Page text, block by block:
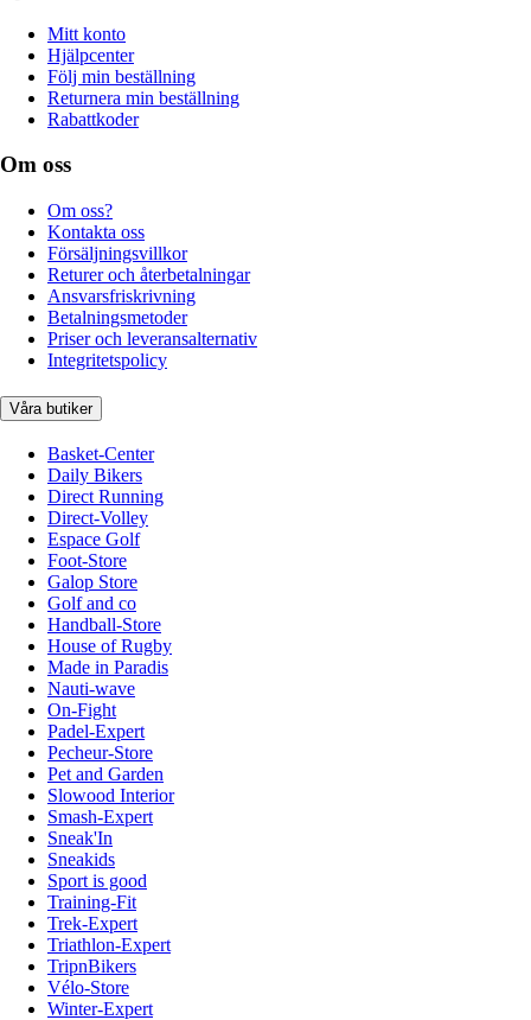
Mitt konto
Hjälpcenter
Följ min beställning
Returnera min beställning
Rabattkoder
Om oss
Om oss?
Kontakta oss
Försäljningsvillkor
Returer och återbetalningar
Ansvarsfriskrivning
Betalningsmetoder
Priser och leveransalternativ
Integritetspolicy
Våra butiker
Basket-Center
Daily Bikers
Direct Running
Direct-Volley
Espace Golf
Foot-Store
Galop Store
Golf and co
Handball-Store
House of Rugby
Made in Paradis
Nauti-wave
On-Fight
Padel-Expert
Pecheur-Store
Pet and Garden
Slowood Interior
Smash-Expert
Sneak'In
Sneakids
Sport is good
Training-Fit
Trek-Expert
Triathlon-Expert
TripnBikers
Vélo-Store
Winter-Expert